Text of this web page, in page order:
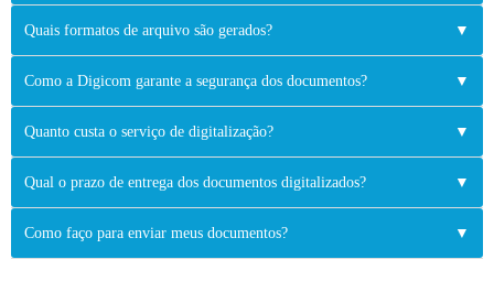
Quais formatos de arquivo são gerados? ▼
Como a Digicom garante a segurança dos documentos? ▼
Quanto custa o serviço de digitalização? ▼
Qual o prazo de entrega dos documentos digitalizados? ▼
Como faço para enviar meus documentos? ▼